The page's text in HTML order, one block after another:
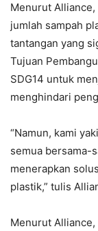
Menurut
jumlah sampah
tantangan yang
Tujuan
SDG14 untuk
menghindari
“Namun, kami
semua bersama-
menerapkan
plastik,” tulis
Menurut Alliance,